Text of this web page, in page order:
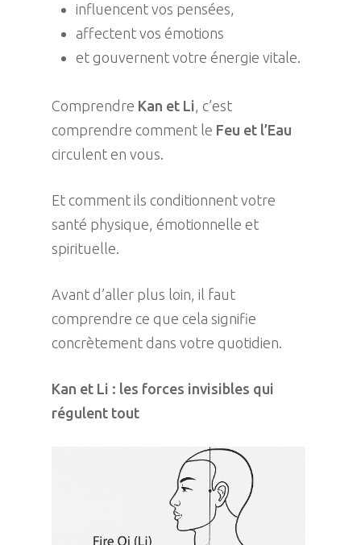
influencent vos pensées,
affectent vos émotions
et gouvernent votre énergie vitale.
Comprendre Kan et Li, c’est
comprendre comment le Feu et l’Eau
circulent en vous.
Et comment ils conditionnent votre
santé physique, émotionnelle et
spirituelle.
Avant d’aller plus loin, il faut
comprendre ce que cela signifie
concrètement dans votre quotidien.
Kan et Li : les forces invisibles qui
régulent tout